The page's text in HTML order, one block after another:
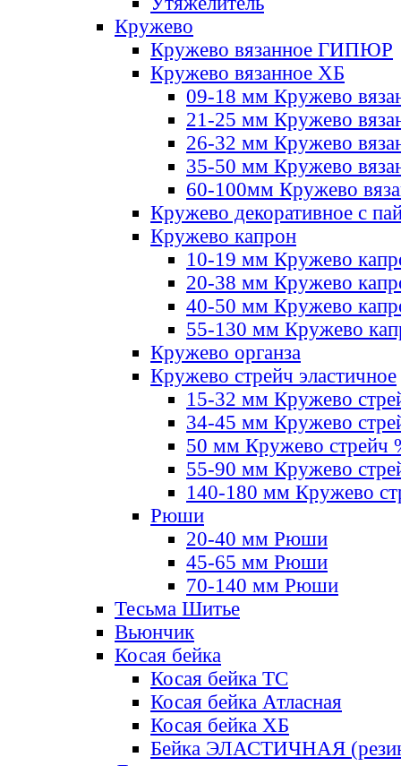
Кружево
Кружево вязанное ГИПЮР
Кружево вязанное ХБ
09-18 мм Кружево
21-25 мм Кружево
26-32 мм Кружево
35-50 мм Кружево
60-100мм Кружево
Кружево декоративное с
Кружево капрон
10-19 мм Кружево
20-38 мм Кружево
40-50 мм Кружево
55-130 мм Кружево
Кружево органза
Кружево стрейч эластичное
15-32 мм Кружево
34-45 мм Кружево
50 мм Кружево стрейч
55-90 мм Кружево
140-180 мм Кружево
Рюши
20-40 мм Рюши
45-65 мм Рюши
70-140 мм Рюши
Тесьма Шитье
Вьюнчик
Косая бейка
Косая бейка ТС
Косая бейка Атласная
Косая бейка ХБ
Бейка ЭЛАСТИЧНАЯ